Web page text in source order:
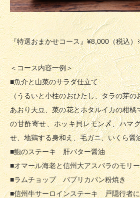
『特選おまかせコース』¥8,000（税込
＜コース内容一例＞
■魚介と山菜のサラダ仕立て
（うるいと小柱のおひたし、タラの芽の
あおり天豆、菜の花とホタルイカの柑橘
の甘酢寄せ、ホッキ貝レモン〆、ハマ
せ、地鶏する身和え、毛ガニ、いくら醤
■鮑のステーキ 肝バター醤油
■オマール海老と信州大アスパラのモリ
■ラムチョップ パプリカパン粉焼き
■信州牛サーロインステーキ 戸隠行者